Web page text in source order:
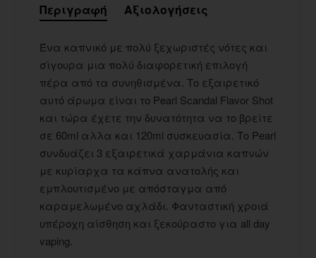
Περιγραφή Αξιολογήσεις
Ένα καπνικό με πολύ ξεχωριστές νότες και
σίγουρα μια πολύ διαφορετική επιλογή
πέρα από τα συνηθισμένα. Το εξαιρετικό
αυτό άρωμα είναι το Pearl Scandal Flavor Shot
και τώρα έχετε την δυνατότητα να το βρείτε
σε 60ml αλλα και 120ml συσκευασία. Το Pearl
συνδυάζει 3 εξαιρετικά χαρμάνια καπνών
με κυρίαρχα τα κάπνα ανατολής και
εμπλουτισμένο με απόσταγμα από
καραμελωμένο αχλάδι. Φανταστική χροιά
υπέροχη αίσθηση και ξεκούραστο για all day
vaping.